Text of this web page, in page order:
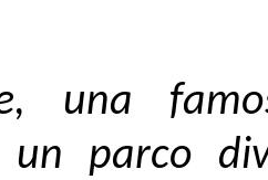
una
un parco